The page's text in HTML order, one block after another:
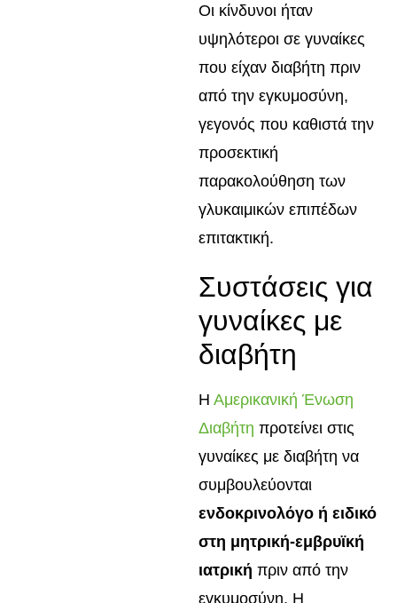
Οι κίνδυνοι ήταν
υψηλότεροι σε γυναίκες
που είχαν διαβήτη πριν
από την εγκυμοσύνη,
γεγονός που καθιστά την
προσεκτική
παρακολούθηση των
γλυκαιμικών επιπέδων
επιτακτική.
Συστάσεις για
γυναίκες με
διαβήτη
Η Αμερικανική Ένωση
Διαβήτη προτείνει στις
γυναίκες με διαβήτη να
συμβουλεύονται
ενδοκρινολόγο ή ειδικό
στη μητρική-εμβρυϊκή
ιατρική πριν από την
εγκυμοσύνη. Η